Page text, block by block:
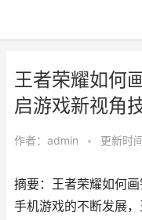
王者荣耀如何
启游戏新视角
作者： admin • 更新时
摘要：王者荣耀如何
手机游戏的不断发展